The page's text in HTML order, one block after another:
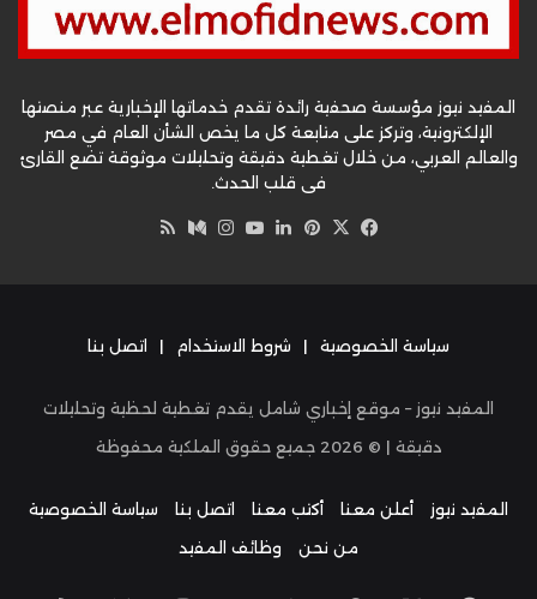
المفيد نيوز مؤسسة صحفية رائدة تقدم خدماتها الإخبارية عبر منصتها
الإلكترونية، وتركز على متابعة كل ما يخص الشأن العام في مصر
والعالم العربي، من خلال تغطية دقيقة وتحليلات موثوقة تضع القارئ
في قلب الحدث.
فيسبوك
‫X بينتيريست
لينكدإن‫YouTube
انستقرام
وسط
سياسة الخصوصية | شروط الاستخدام | اتصل بنا
المفيد نيوز – موقع إخباري شامل يقدم تغطية لحظية وتحليلات
دقيقة | © 2026 جميع حقوق الملكية محفوظة
المفيد نيوز أعلن معنا أكتب معنا اتصل بنا
سياسة الخصوصية
من نحن
وظائف المفيد